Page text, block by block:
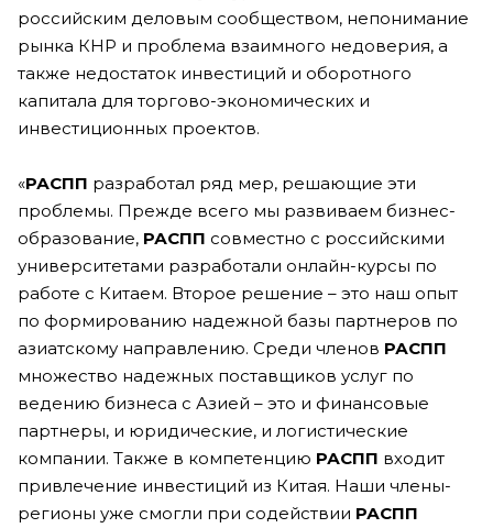
российским деловым сообществом, непонимание
рынка КНР и проблема взаимного недоверия, а
также недостаток инвестиций и оборотного
капитала для торгово-экономических и
инвестиционных проектов.
«РАСПП разработал ряд мер, решающие эти
проблемы. Прежде всего мы развиваем бизнес-
образование, РАСПП совместно с российскими
университетами разработали онлайн-курсы по
работе с Китаем. Второе решение – это наш опыт
по формированию надежной базы партнеров по
азиатскому направлению. Среди членов РАСПП
множество надежных поставщиков услуг по
ведению бизнеса с Азией – это и финансовые
партнеры, и юридические, и логистические
компании. Также в компетенцию РАСПП входит
привлечение инвестиций из Китая. Наши члены-
регионы уже смогли при содействии РАСПП